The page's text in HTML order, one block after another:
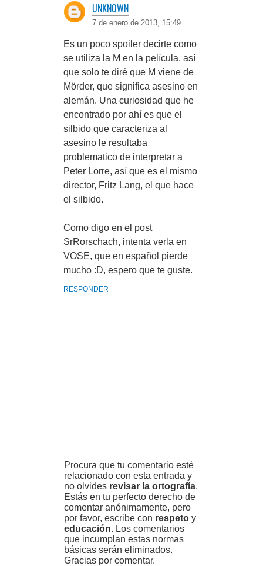
UNKNOWN
7 de enero de 2013, 15:49
Es un poco spoiler decirte como
se utiliza la M en la película, así
que solo te diré que M viene de
Mörder, que significa asesino en
alemán. Una curiosidad que he
encontrado por ahí es que el
silbido que caracteriza al
asesino le resultaba
problematico de interpretar a
Peter Lorre, así que es el mismo
director, Fritz Lang, el que hace
el silbido.
Como digo en el post
SrRorschach, intenta verla en
VOSE, que en español pierde
mucho :D, espero que te guste.
RESPONDER
Procura que tu comentario esté
relacionado con esta entrada y
no olvides revisar la ortografía.
Estás en tu perfecto derecho de
comentar anónimamente, pero
por favor, escribe con respeto y
educación. Los comentarios
que incumplan estas normas
básicas serán eliminados.
Gracias por comentar.